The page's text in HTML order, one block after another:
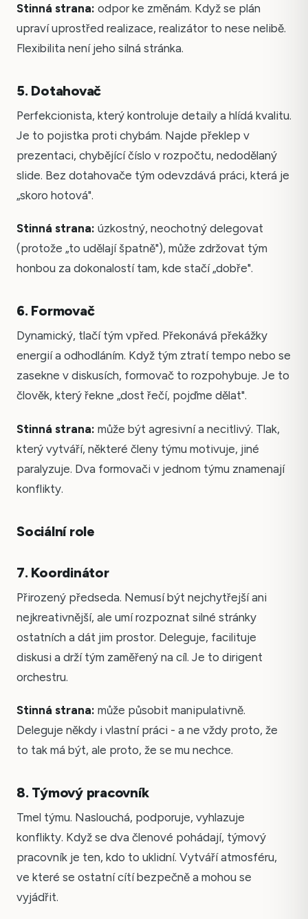
Stinná strana: odpor ke změnám. Když se plán
upraví uprostřed realizace, realizátor to nese nelibě.
Flexibilita není jeho silná stránka.
5. Dotahovač
Perfekcionista, který kontroluje detaily a hlídá kvalitu.
Je to pojistka proti chybám. Najde překlep v
prezentaci, chybějící číslo v rozpočtu, nedodělaný
slide. Bez dotahovače tým odevzdává práci, která je
„skoro hotová".
Stinná strana: úzkostný, neochotný delegovat
(protože „to udělají špatně"), může zdržovat tým
honbou za dokonalostí tam, kde stačí „dobře".
6. Formovač
Dynamický, tlačí tým vpřed. Překonává překážky
energií a odhodláním. Když tým ztratí tempo nebo se
zasekne v diskusích, formovač to rozpohybuje. Je to
člověk, který řekne „dost řečí, pojďme dělat".
Stinná strana: může být agresivní a necitlivý. Tlak,
který vytváří, některé členy týmu motivuje, jiné
paralyzuje. Dva formovači v jednom týmu znamenají
konflikty.
Sociální role
7. Koordinátor
Přirozený předseda. Nemusí být nejchytřejší ani
nejkreativnější, ale umí rozpoznat silné stránky
ostatních a dát jim prostor. Deleguje, facilituje
diskusi a drží tým zaměřený na cíl. Je to dirigent
orchestru.
Stinná strana: může působit manipulativně.
Deleguje někdy i vlastní práci - a ne vždy proto, že
to tak má být, ale proto, že se mu nechce.
8. Týmový pracovník
Tmel týmu. Naslouchá, podporuje, vyhlazuje
konflikty. Když se dva členové pohádají, týmový
pracovník je ten, kdo to uklidní. Vytváří atmosféru,
ve které se ostatní cítí bezpečně a mohou se
vyjádřit.